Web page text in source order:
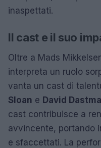
inaspettati.
Il cast e il suo
Oltre a Mads
interpreta un ruolo
vanta un cast di
Sloan e David
cast contribuisce a
avvincente, portando
e sfaccettati. La